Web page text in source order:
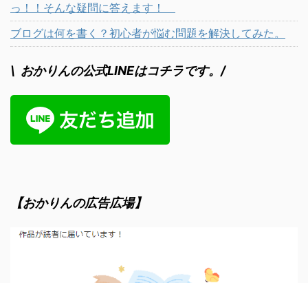
っ！！そんな疑問に答えます！
ブログは何を書く？初心者が悩む問題を解決してみた。
\ おかりんの公式LINEはコチラです。/
【おかりんの広告広場】